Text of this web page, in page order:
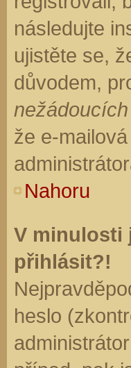
následujte
ujistěte se,
důvodem,
nežádoucích
že e-
Nahoru
V minulosti
přihlásit?!
heslo